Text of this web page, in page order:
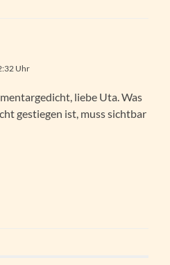
Uhr
liebe Uta. Was
gestiegen ist, muss sichtbar